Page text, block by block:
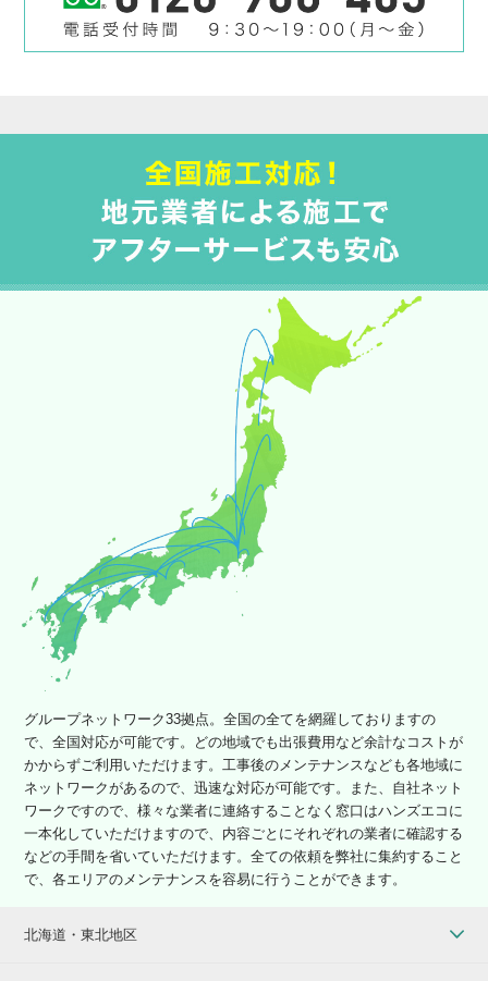
グループネットワーク33拠点。全国の全てを網羅しておりますの
で、全国対応が可能です。どの地域でも出張費用など余計なコストが
かからずご利用いただけます。工事後のメンテナンスなども各地域に
ネットワークがあるので、迅速な対応が可能です。また、自社ネット
ワークですので、様々な業者に連絡することなく窓口はハンズエコに
一本化していただけますので、内容ごとにそれぞれの業者に確認する
などの手間を省いていただけます。全ての依頼を弊社に集約すること
で、各エリアのメンテナンスを容易に行うことができます。
北海道・東北地区